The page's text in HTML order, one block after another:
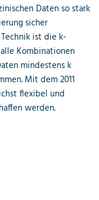
Daten so stark
sicher
ist die k-
Kombinationen
mindestens k
Mit dem 2011
flexibel und
werden.